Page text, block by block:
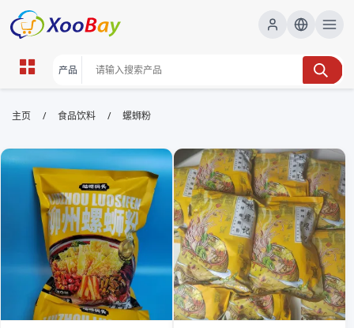
螺蛳粉 | XOOBAY B2B/B2C
螺蛳粉,美味,小吃,米粉,广西风味, wholesale 螺蛳粉,
XOOBAY
螺蛳粉原料口味吃法地域风味全解，提升搜索曝光。
主页 / 食品饮料 / 螺蛳粉